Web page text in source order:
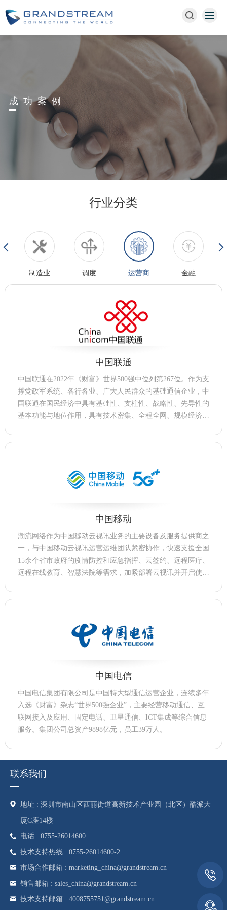
成功案例
行业分类
制造业 调度 运营商 金融
中国联通
中国联通在2022年《财富》世界500强中位列第267位。作为支
撑党政军系统、各行各业、广大人民群众的基础通信企业，中
国联通在国民经济中具有基础性、支柱性、战略性、先导性的
基本功能与地位作用，具有技术密集、全程全网、规模经济、
中国移动
潮流网络作为中国移动云视讯业务的主要设备及服务提供商之
一，与中国移动云视讯运营运维团队紧密协作，快速支援全国
15余个省市政府的疫情防控和应急指挥、云签约、远程医疗、
远程在线教育、智慧法院等需求，加紧部署云视讯并开启使
复学，为打赢这场战“疫”积极贡献力量。
中国电信
中国电信集团有限公司是中国特大型通信运营企业，连续多年
入选《财富》杂志“世界500强企业”，主要经营移动通信、互
联网接入及应用、固定电话、卫星通信、ICT集成等综合信息
服务。集团公司总资产9898亿元，员工39万人。
联系我们
地址 : 深圳市南山区西丽街道高新技术产业园（北区）酷派大
厦C座14楼
电话 : 0755-26014600
技术支持热线 : 0755-26014600-2
市场合作邮箱 : marketing_china@grandstream.cn
销售邮箱 : sales_china@grandstream.cn
技术支持邮箱 : 4008755751@grandstream.cn